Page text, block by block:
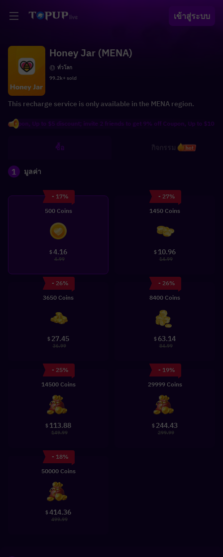
เข้าสู่ระบบ
Honey Jar (MENA)
ทั่วโลก
99.2k+ sold
This recharge service is only available in the MENA region.
Up to $5 discount; invite 2 friends to get 9% off Coupon, Up to $10
ซื้อ hot
1 มูลค่า
- 17%
500 Coins
$4.16
4.99
- 27%
1450 Coins
$ 10.96
14.99
- 26%
3650 Coins
$ 27.45
36.99
- 26%
8400 Coins
$ 63.14
84.99
- 25%
14500 Coins
$ 113.88
149.99
- 19%
29999 Coins
$ 244.43
299.99
- 18%
50000 Coins
$414.36
499.99